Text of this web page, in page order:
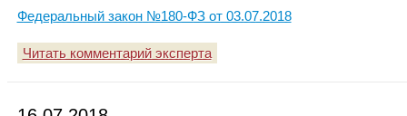
Федеральный закон №180-ФЗ от 03.07.2018
Читать комментарий эксперта